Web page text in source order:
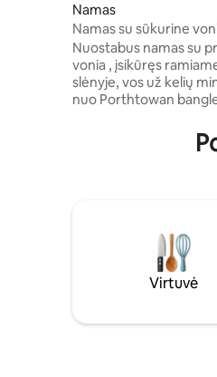
Namas
Namas su sūkurine
paplūdimio
Nuostabus namas su
vonia , įsikūręs
slėnyje, vos už kelių
nuo Porthtowan
Atostogaukite su
šunimi) ir raskite savo
atsipalaiduoti mūsų
sūkurinėje vonioje su
plaukimo ir pajuskite,
Virtuvė